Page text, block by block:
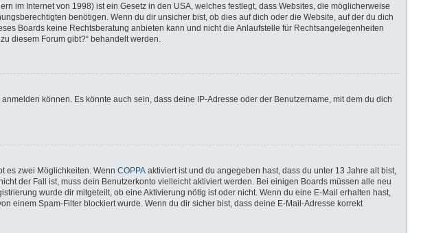
im Internet von 1998) ist ein Gesetz in den USA, welches festlegt, dass Websites, die möglicherweise
benötigen. Wenn du dir unsicher bist, ob dies auf dich oder die Website, auf der du dich
Boards keine Rechtsberatung anbieten kann und nicht die Anlaufstelle für Rechtsangelegenheiten
diesem Forum gibt?“ behandelt werden.
können. Es könnte auch sein, dass deine IP-Adresse oder der Benutzername, mit dem du dich
es zwei Möglichkeiten. Wenn COPPA aktiviert ist und du angegeben hast, dass du unter 13 Jahre alt bist,
der Fall ist, muss dein Benutzerkonto vielleicht aktiviert werden. Bei einigen Boards müssen alle neu
wurde dir mitgeteilt, ob eine Aktivierung nötig ist oder nicht. Wenn du eine E-Mail erhalten hast,
einem Spam-Filter blockiert wurde. Wenn du dir sicher bist, dass deine E-Mail-Adresse korrekt